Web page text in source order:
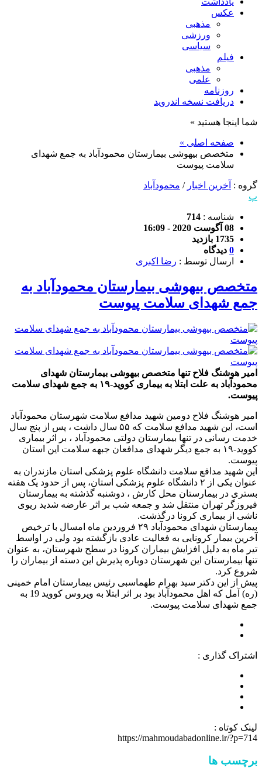
عکس
مذهبی
ورزشی
سیاسی
فیلم
مذهبی
علمی
روزنامه
دریافت نسخه اندروید
شما اینجا هستید »
صفحه اصلی »
متخصص بیهوشی بیمارستان محمودآباد به جمع شهدای
سلامت پیوست
گروه : آخرین اخبار / محمودآباد
پ
شناسه : 714
08 آگوست 2020 - 16:09
1735 بازدید
0 دیدگاه
ارسال توسط : رضا اکبری
متخصص بیهوشی بیمارستان محمودآباد به
جمع شهدای سلامت پیوست
امیر هوشنگ فلاح تنها متخصص بیهوشی بیمارستان شهدای
محمودآباد به علت ابتلا به بیماری کووید-۱۹ به جمع شهدای سلامت
پیوست.
امیر هوشنگ فلاح دومین شهید مدافع سلامت شهرستان محمودآباد
است، این شهید مدافع سلامت که ۵۵ سال داشت ، پس از پنج سال
خدمت رسانی در تنها بیمارستان دولتی محمودآباد ، بر اثر بیماری
کووید-۱۹ به جمع دیگر شهدای مدافعان جبهه سلامت این استان
پیوست.
این شهید مدافع سلامت دانشگاه علوم پزشکی استان مازندران به
عنوان یکی از ۲ دانشگاه علوم پزشکی استان، پس از حدود یک هفته
بستری در بیمارستان محل کارش ، دوشنبه گذشته به بیمارستان
فیروزگر تهران منتقل شد و جمعه شب بر اثر عارضه شدید ریوی
ناشی از بیماری کرونا درگذشت.
بیمارستان شهدای محمودآباد ۲۹ فروردین ماه امسال با ترخیص
آخرین بیمار کرونایی به فعالیت عادی بازگشته بود ولی در اواسط
تیر ماه به دلیل افزایش بیماران کرونا در سطح شهرستان، به عنوان
تنها بیمارستان این شهرستان دوباره پذیرش این دسته از بیماران را
شروع کرد.
پیش از این دکتر سید بهرام طهماسبی رئیس بیمارستان امام خمینی
(ره) آمل که اهل محمودآباد بود بر اثر ابتلا به ویروس کووید 19 به
جمع شهدای سلامت پیوست.
اشتراک گذاری :
لینک کوتاه :
https://mahmoudabadonline.ir/?p=714
برچسب ها